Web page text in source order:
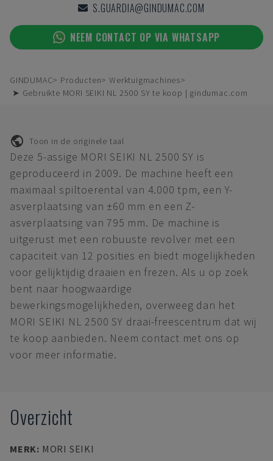
S.GUARDIA@GINDUMAC.COM
NEEM CONTACT OP VIA WHATSAPP
GINDUMAC Producten
Werktuigmachines
➤ Gebruikte MORI SEIKI NL 2500 SY te koop | gindumac.com
Toon in de originele taal
Deze 5-assige MORI SEIKI NL 2500 SY is
geproduceerd in 2009. De machine heeft een
maximaal spiltoerental van 4.000 tpm, een Y-
asverplaatsing van ±60 mm en een Z-
asverplaatsing van 795 mm. De machine is
uitgerust met een robuuste revolver met een
capaciteit van 12 posities en biedt mogelijkheden
voor gelijktijdig draaien en frezen. Als u op zoek
bent naar hoogwaardige
bewerkingsmogelijkheden, overweeg dan het
MORI SEIKI NL 2500 SY draai-freescentrum dat wij
te koop aanbieden. Neem contact met ons op
voor meer informatie.
Overzicht
MERK: MORI SEIKI